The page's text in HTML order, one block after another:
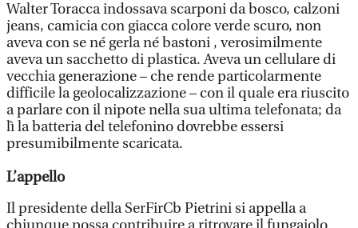
Walter Toracca indossava scarponi da bosco, calzoni
jeans, camicia con giacca colore verde scuro, non
aveva con se né gerla né bastoni , verosimilmente
aveva un sacchetto di plastica. Aveva un cellulare di
vecchia generazione – che rende particolarmente
difficile la geolocalizzazione – con il quale era riuscito
a parlare con il nipote nella sua ultima telefonata; da
lì la batteria del telefonino dovrebbe essersi
presumibilmente scaricata.
L’appello
Il presidente della SerFirCb Pietrini si appella a